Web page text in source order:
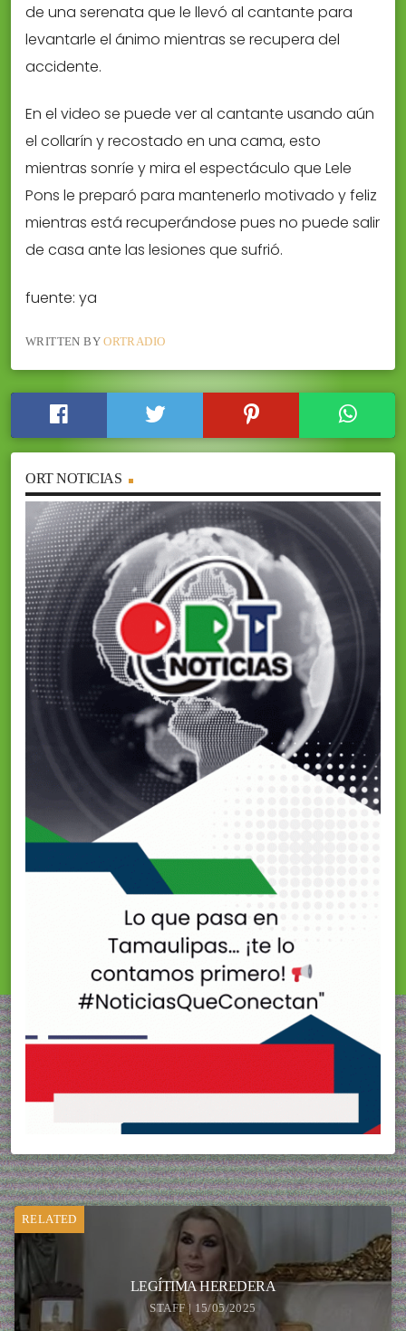
de una serenata que le llevó al cantante para
levantarle el ánimo mientras se recupera del
accidente.
En el video se puede ver al cantante usando aún
el collarín y recostado en una cama, esto
mientras sonríe y mira el espectáculo que Lele
Pons le preparó para mantenerlo motivado y feliz
mientras está recuperándose pues no puede salir
de casa ante las lesiones que sufrió.
fuente: ya
WRITTEN BYORTRADIO
ORT NOTICIAS
RELATED
LEGÍTIMA HEREDERA
STAFF | 15/05/2025